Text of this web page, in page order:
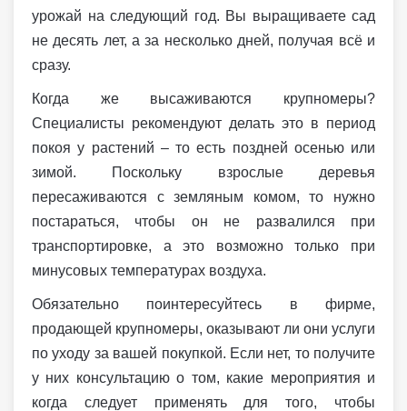
урожай на следующий год. Вы выращиваете сад
не десять лет, а за несколько дней, получая всё и
сразу.
Когда же высаживаются крупномеры?
Специалисты рекомендуют делать это в период
покоя у растений – то есть поздней осенью или
зимой. Поскольку взрослые деревья
пересаживаются с земляным комом, то нужно
постараться, чтобы он не развалился при
транспортировке, а это возможно только при
минусовых температурах воздуха.
Обязательно поинтересуйтесь в фирме,
продающей крупномеры, оказывают ли они услуги
по уходу за вашей покупкой. Если нет, то получите
у них консультацию о том, какие мероприятия и
когда следует применять для того, чтобы